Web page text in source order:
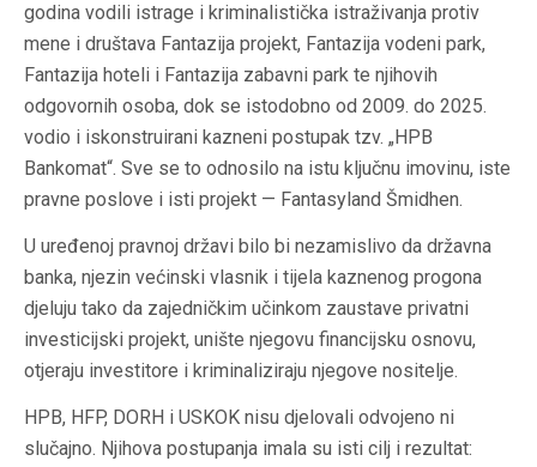
godina vodili istrage i kriminalistička istraživanja protiv
mene i društava Fantazija projekt, Fantazija vodeni park,
Fantazija hoteli i Fantazija zabavni park te njihovih
odgovornih osoba, dok se istodobno od 2009. do 2025.
vodio i iskonstruirani kazneni postupak tzv. „HPB
Bankomat“. Sve se to odnosilo na istu ključnu imovinu, iste
pravne poslove i isti projekt — Fantasyland Šmidhen.
U uređenoj pravnoj državi bilo bi nezamislivo da državna
banka, njezin većinski vlasnik i tijela kaznenog progona
djeluju tako da zajedničkim učinkom zaustave privatni
investicijski projekt, unište njegovu financijsku osnovu,
otjeraju investitore i kriminaliziraju njegove nositelje.
HPB, HFP, DORH i USKOK nisu djelovali odvojeno ni
slučajno. Njihova postupanja imala su isti cilj i rezultat: